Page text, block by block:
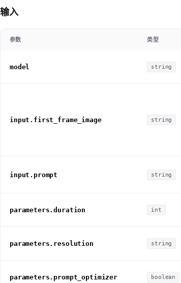
输入
参数 类型
model string
input.first_frame_image string
input.prompt string
parameters.duration int
parameters.resolution string
parameters.prompt_optimizer boolean